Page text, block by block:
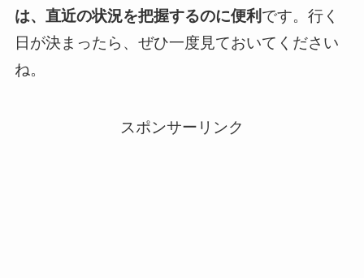
は、直近の状況を把握するのに便利 です。行く
日が決まったら、ぜひ一度見ておいてください
ね。
スポンサーリンク